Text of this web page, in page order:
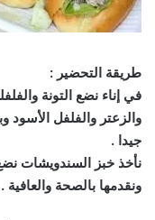
طريقة التحضير :
في إناء نضع التونة
والزعتر والفلفل الأسود
جيدا .
نأخذ خبز السندويشات
ونقدمها بالصحة والعافية .